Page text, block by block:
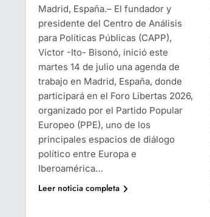
Madrid, España.– El fundador y
presidente del Centro de Análisis
para Políticas Públicas (CAPP),
Víctor -Ito- Bisonó, inició este
martes 14 de julio una agenda de
trabajo en Madrid, España, donde
participará en el Foro Libertas 2026,
organizado por el Partido Popular
Europeo (PPE), uno de los
principales espacios de diálogo
político entre Europa e
Iberoamérica…
Leer noticia completa